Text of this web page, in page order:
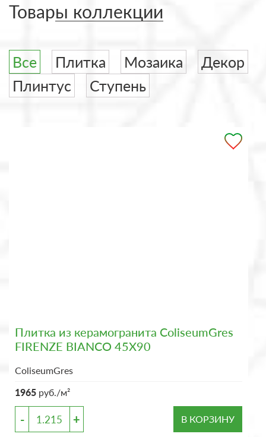
Товары коллекции
Все Плитка Мозаика
Декор
Плинтус
Ступень
Плитка из керамогранита ColiseumGres
FIRENZE BIANCO 45X90
ColiseumGres
1965 руб./м²
- + В КОРЗИНУ